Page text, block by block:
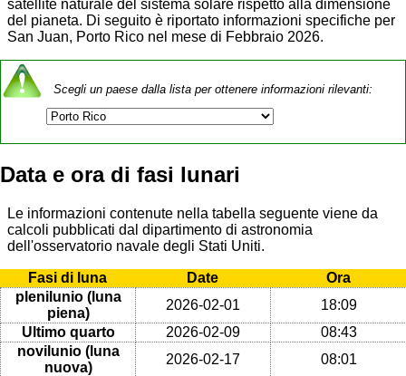
satellite naturale del sistema solare rispetto alla dimensione
del pianeta. Di seguito è riportato informazioni specifiche per
San Juan, Porto Rico nel mese di Febbraio 2026.
Scegli un paese dalla lista per ottenere informazioni rilevanti:
Data e ora di fasi lunari
Le informazioni contenute nella tabella seguente viene da
calcoli pubblicati dal dipartimento di astronomia
dell'osservatorio navale degli Stati Uniti.
Fasi di luna Date
Ora
plenilunio (luna
piena)
2026-02-01
18:09
Ultimo quarto
2026-02-09
08:43
novilunio (luna
nuova)
2026-02-17
08:01